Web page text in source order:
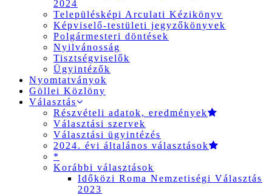
2024
Településképi Arculati Kézikönyv
Képviselő-testületi jegyzőkönyvek
Polgármesteri döntések
Nyilvánosság
Tisztségviselők
Ügyintézők
Nyomtatványok
Göllei Közlöny
Választás
Részvételi adatok, eredmények
Választási szervek
Választási ügyintézés
2024. évi általános választások
*
Korábbi választások
Időközi Roma Nemzetiségi Választás
2023